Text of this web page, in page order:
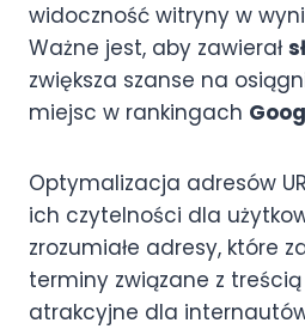
widoczność witryny w
Ważne jest, aby zawierał
zwiększa szanse na
miejsc w rankingach
Optymalizacja adresów
ich czytelności dla
zrozumiałe adresy, które
terminy związane z
atrakcyjne dla